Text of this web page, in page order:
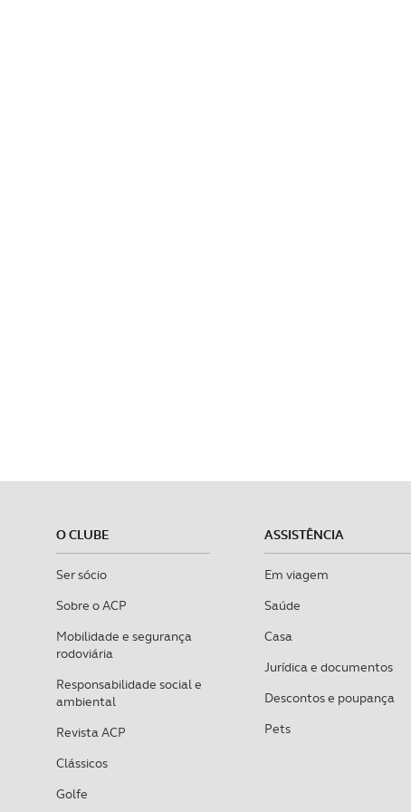
O CLUBE
Ser sócio
Sobre o ACP
Mobilidade e segurança
rodoviária
Responsabilidade social e
ambiental
Revista ACP
Clássicos
Golfe
ASSISTÊNCIA
Em viagem
Saúde
Casa
Jurídica e documentos
Descontos e poupança
Pets